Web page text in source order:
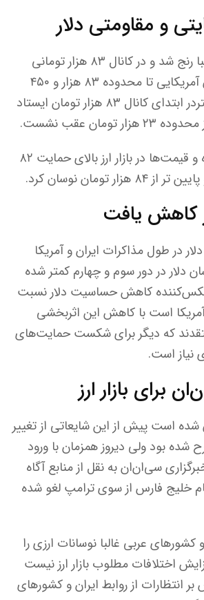
و مقاومتی دلار
دلار تهران دیروز تقریبا رنج شد و در کانال ۸۳ هزار تومانی
نوسان کرد. اسکناس آمریکایی تا محدوده ۸۳ هزار و ۴۵۰
تومان پایین آمد ، تتردر ابتدای کانال ۸۳ هزار تومان ایستاد
عقب نشست.
بازار ارز فعلا رنج شده و قیمت‌ها در بازار ارز بالای حمایت ۸۲
کاهش یافت
در طول مذاکرات ایران و آمریکا
دلار در دور سوم و چهارم کمتر شده
کاهش حساسیت دلار نسبت
است با کاهش این اثربخشی
که دیگر برای شکست حمایت‌های
نیاز است.
برای بازار ارز
شده است پیش از این شایعاتی از تغییر
بود ولی دیروز همزمان با ورود
سی‌ان‌ان به نقل از منابع آگاه
خلیج فارس از سوی ترامپ لغو شده
عربی غالبا نوسانات ارزی را
اختلافات مطلوب بازار ارز نیست
انتظارات از روابط ایران و کشورهای